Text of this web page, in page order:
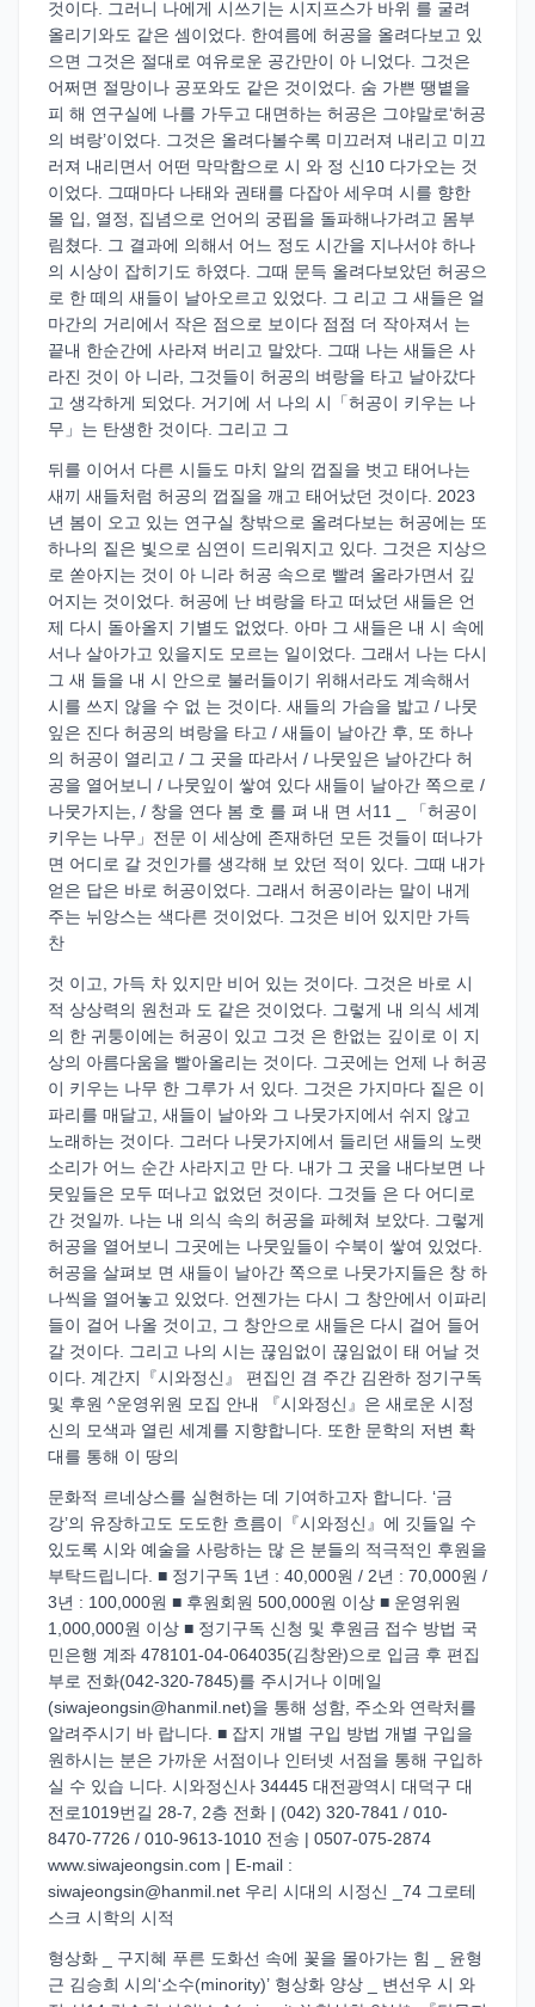
것이다. 그러니 나에게 시쓰기는 시지프스가 바위 를 굴려
올리기와도 같은 셈이었다. 한여름에 허공을 올려다보고 있
으면 그것은 절대로 여유로운 공간만이 아 니었다. 그것은
어쩌면 절망이나 공포와도 같은 것이었다. 숨 가쁜 땡볕을
피 해 연구실에 나를 가두고 대면하는 허공은 그야말로‘허공
의 벼랑’이었다. 그것은 올려다볼수록 미끄러져 내리고 미끄
러져 내리면서 어떤 막막함으로 시 와 정 신10 다가오는 것
이었다. 그때마다 나태와 권태를 다잡아 세우며 시를 향한
몰 입, 열정, 집념으로 언어의 궁핍을 돌파해나가려고 몸부
림쳤다. 그 결과에 의해서 어느 정도 시간을 지나서야 하나
의 시상이 잡히기도 하였다. 그때 문득 올려다보았던 허공으
로 한 떼의 새들이 날아오르고 있었다. 그 리고 그 새들은 얼
마간의 거리에서 작은 점으로 보이다 점점 더 작아져서 는
끝내 한순간에 사라져 버리고 말았다. 그때 나는 새들은 사
라진 것이 아 니라, 그것들이 허공의 벼랑을 타고 날아갔다
고 생각하게 되었다. 거기에 서 나의 시「허공이 키우는 나
무」는 탄생한 것이다. 그리고 그
뒤를 이어서 다른 시들도 마치 알의 껍질을 벗고 태어나는
새끼 새들처럼 허공의 껍질을 깨고 태어났던 것이다. 2023
년 봄이 오고 있는 연구실 창밖으로 올려다보는 허공에는 또
하나의 짙은 빛으로 심연이 드리워지고 있다. 그것은 지상으
로 쏟아지는 것이 아 니라 허공 속으로 빨려 올라가면서 깊
어지는 것이었다. 허공에 난 벼랑을 타고 떠났던 새들은 언
제 다시 돌아올지 기별도 없었다. 아마 그 새들은 내 시 속에
서나 살아가고 있을지도 모르는 일이었다. 그래서 나는 다시
그 새 들을 내 시 안으로 불러들이기 위해서라도 계속해서
시를 쓰지 않을 수 없 는 것이다. 새들의 가슴을 밟고 / 나뭇
잎은 진다 허공의 벼랑을 타고 / 새들이 날아간 후, 또 하나
의 허공이 열리고 / 그 곳을 따라서 / 나뭇잎은 날아간다 허
공을 열어보니 / 나뭇잎이 쌓여 있다 새들이 날아간 쪽으로 /
나뭇가지는, / 창을 연다 봄 호 를 펴 내 면 서11 _ 「허공이
키우는 나무」전문 이 세상에 존재하던 모든 것들이 떠나가
면 어디로 갈 것인가를 생각해 보 았던 적이 있다. 그때 내가
얻은 답은 바로 허공이었다. 그래서 허공이라는 말이 내게
주는 뉘앙스는 색다른 것이었다. 그것은 비어 있지만 가득
찬
것 이고, 가득 차 있지만 비어 있는 것이다. 그것은 바로 시
적 상상력의 원천과 도 같은 것이었다. 그렇게 내 의식 세계
의 한 귀퉁이에는 허공이 있고 그것 은 한없는 깊이로 이 지
상의 아름다움을 빨아올리는 것이다. 그곳에는 언제 나 허공
이 키우는 나무 한 그루가 서 있다. 그것은 가지마다 짙은 이
파리를 매달고, 새들이 날아와 그 나뭇가지에서 쉬지 않고
노래하는 것이다. 그러다 나뭇가지에서 들리던 새들의 노랫
소리가 어느 순간 사라지고 만 다. 내가 그 곳을 내다보면 나
뭇잎들은 모두 떠나고 없었던 것이다. 그것들 은 다 어디로
간 것일까. 나는 내 의식 속의 허공을 파헤쳐 보았다. 그렇게
허공을 열어보니 그곳에는 나뭇잎들이 수북이 쌓여 있었다.
허공을 살펴보 면 새들이 날아간 쪽으로 나뭇가지들은 창 하
나씩을 열어놓고 있었다. 언젠가는 다시 그 창안에서 이파리
들이 걸어 나올 것이고, 그 창안으로 새들은 다시 걸어 들어
갈 것이다. 그리고 나의 시는 끊임없이 끊임없이 태 어날 것
이다. 계간지『시와정신』 편집인 겸 주간 김완하 정기구독
및 후원 ^운영위원 모집 안내 『시와정신』은 새로운 시정
신의 모색과 열린 세계를 지향합니다. 또한 문학의 저변 확
대를 통해 이 땅의
문화적 르네상스를 실현하는 데 기여하고자 합니다. ‘금
강’의 유장하고도 도도한 흐름이『시와정신』에 깃들일 수
있도록 시와 예술을 사랑하는 많 은 분들의 적극적인 후원을
부탁드립니다. ■ 정기구독 1년 : 40,000원 / 2년 : 70,000원 /
3년 : 100,000원 ■ 후원회원 500,000원 이상 ■ 운영위원
1,000,000원 이상 ■ 정기구독 신청 및 후원금 접수 방법 국
민은행 계좌 478101-04-064035(김창완)으로 입금 후 편집
부로 전화(042-320-7845)를 주시거나 이메일
(siwajeongsin@hanmil.net)을 통해 성함, 주소와 연락처를
알려주시기 바 랍니다. ■ 잡지 개별 구입 방법 개별 구입을
원하시는 분은 가까운 서점이나 인터넷 서점을 통해 구입하
실 수 있습 니다. 시와정신사 34445 대전광역시 대덕구 대
전로1019번길 28-7, 2층 전화 | (042) 320-7841 / 010-
8470-7726 / 010-9613-1010 전송 | 0507-075-2874
www.siwajeongsin.com | E-mail :
siwajeongsin@hanmil.net 우리 시대의 시정신 _74 그로테
스크 시학의 시적
형상화 _ 구지혜 푸른 도화선 속에 꽃을 몰아가는 힘 _ 윤형
근 김승희 시의‘소수(minority)’ 형상화 양상 _ 변선우 시 와